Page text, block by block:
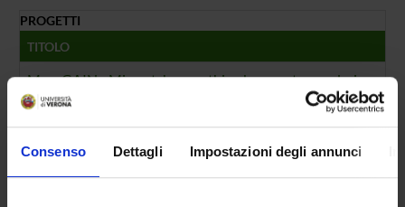
Consenso Dettagli Impostazioni degli annunci
PROGETTI
TITOLO
MoreGAIN - Mismatch smoothing by smart recordering -
ANNO
NUMERO
2012 1